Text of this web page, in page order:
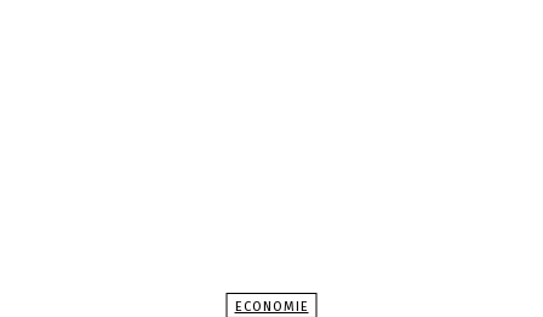
ECONOMIE